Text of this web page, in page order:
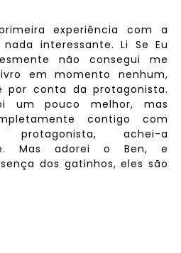
experiência com a
interessante. Li Se Eu
não consegui me
em momento nenhum,
por conta da protagonista.
um pouco melhor, mas
contigo com
achei-a
Mas adorei o Ben, e
dos gatinhos, eles são